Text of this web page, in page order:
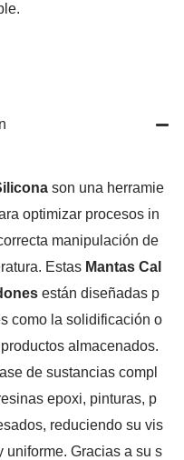
son una herramie
optimizar procesos in
manipulación de
Estas Mantas Cal
están diseñadas p
como la solidificación o
almacenados.
de sustancias compl
epoxi, pinturas, p
reduciendo su vis
uniforme. Gracias a su s